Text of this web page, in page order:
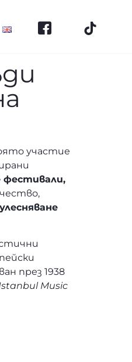
участие
фестивали,
през 1938
Music